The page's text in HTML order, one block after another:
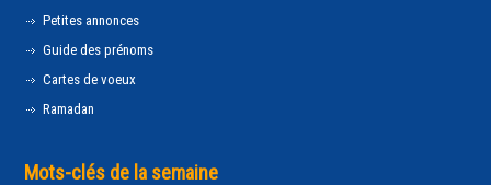
Petites annonces
Guide des prénoms
Cartes de voeux
Ramadan
Mots-clés de la semaine